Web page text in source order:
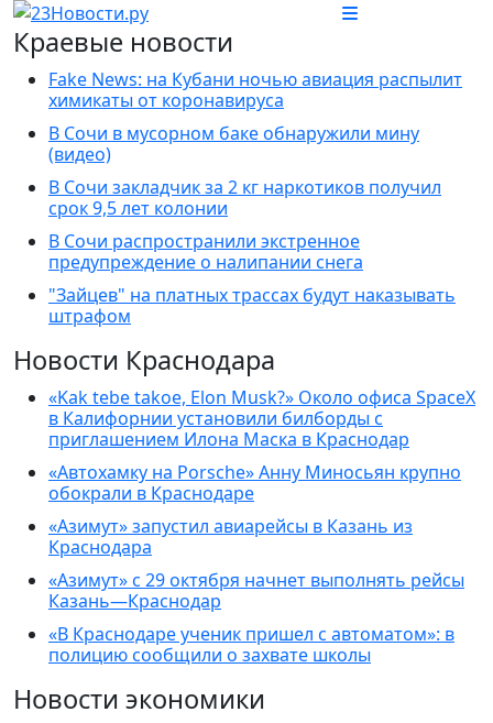
Краевые новости
Fake News: на Кубани ночью авиация распылит
химикаты от коронавируса
В Сочи в мусорном баке обнаружили мину
(видео)
В Сочи закладчик за 2 кг наркотиков получил
срок 9,5 лет колонии
В Сочи распространили экстренное
предупреждение о налипании снега
"Зайцев" на платных трассах будут наказывать
штрафом
Новости Краснодара
«Kak tebe takoe, Elon Musk?» Около офиса SpaceX
в Калифорнии установили билборды с
приглашением Илона Маска в Краснодар
«Автохамку на Porsche» Анну Миносьян крупно
обокрали в Краснодаре
«Азимут» запустил авиарейсы в Казань из
Краснодара
«Азимут» с 29 октября начнет выполнять рейсы
Казань—Краснодар
«В Краснодаре ученик пришел с автоматом»: в
полицию сообщили о захвате школы
Новости экономики